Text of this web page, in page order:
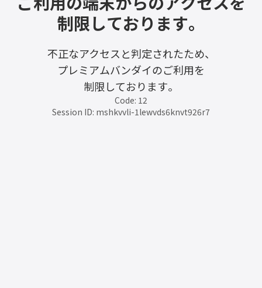
制限しております。
不正なアクセスと判定されたため、
プレミアムバンダイのご利用を
制限しております。
Code: 12
Session ID: mshkvvli-1lewvds6knvt926r7